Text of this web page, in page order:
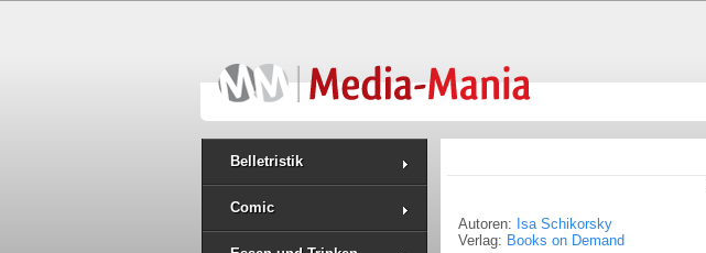
Belletristik
Comic
Autoren: Isa Schikorsky
Verlag: Books on Demand